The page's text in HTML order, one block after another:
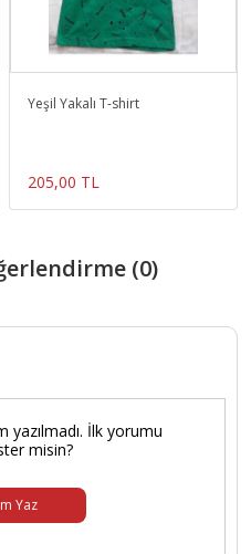
Yeşil Yakalı T-shirt
205,00 TL
(0)
İlk yorumu
misin?
Yaz